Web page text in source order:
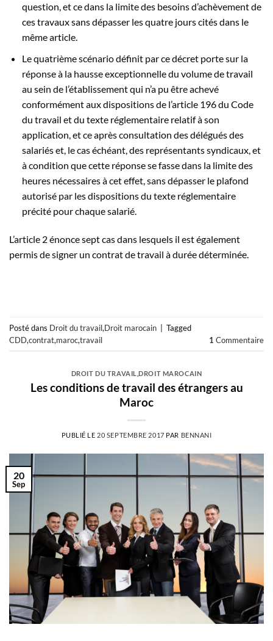
question, et ce dans la limite des besoins d’achèvement de
ces travaux sans dépasser les quatre jours cités dans le
même article.
Le quatrième scénario définit par ce décret porte sur la
réponse à la hausse exceptionnelle du volume de travail
au sein de l’établissement qui n’a pu être achevé
conformément aux dispositions de l’article 196 du Code
du travail et du texte réglementaire relatif à son
application, et ce après consultation des délégués des
salariés et, le cas échéant, des représentants syndicaux, et
à condition que cette réponse se fasse dans la limite des
heures nécessaires à cet effet, sans dépasser le plafond
autorisé par les dispositions du texte réglementaire
précité pour chaque salarié.
L’article 2 énonce sept cas dans lesquels il est également
permis de signer un contrat de travail à durée déterminée.
Posté dans Droit du travail,Droit marocain
Tagged
CDD,contrat,maroc,travail 1 Commentaire
DROIT DU TRAVAIL ,DROIT MAROCAIN
Les conditions de travail des étrangers au
Maroc
PUBLIÉ LE 20 SEPTEMBRE 2017 PAR BENNANI
20
Sep